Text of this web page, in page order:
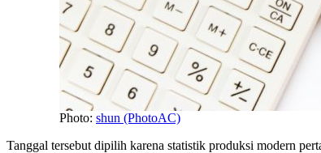
Photo: shun (PhotoAC)
Tanggal tersebut dipilih karena statistik produksi modern